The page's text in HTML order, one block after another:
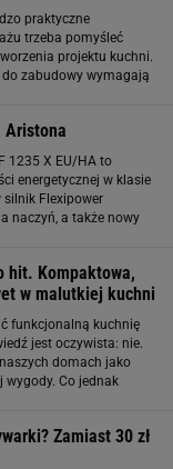
praktyczne
trzeba pomyśleć
projektu kuchni.
zabudowy wymagają
Aristona
1235 X EU/HA to
energetycznej w klasie
silnik Flexipower
naczyń, a także nowy
hit. Kompaktowa,
w malutkiej kuchni
funkcjonalną kuchnię
jest oczywista: nie.
domach jako
wygody. Co jednak
Zamiast 30 zł